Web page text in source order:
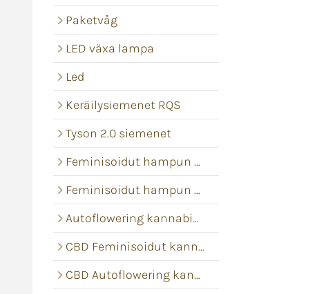
Paketvåg
LED växa lampa
Led
Keräilysiemenet RQS
Tyson 2.0 siemenet
Feminisoidut hampun siemenet
Feminisoidut hampun siemenet
Autoflowering kannabis siemenet
CBD Feminisoidut kannabis siemenet
CBD Autoflowering kannabis siemenet